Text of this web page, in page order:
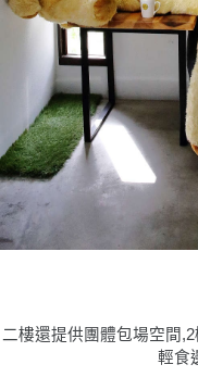
二樓還提供團體包場空間
輕食